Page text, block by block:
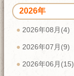
2026年
2026年08月(4)
2026年07月(9)
2026年06月(15)